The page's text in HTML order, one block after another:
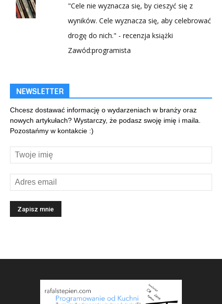
"Cele nie wyznacza się, by cieszyć się z
wyników. Cele wyznacza się, aby celebrować
drogę do nich." - recenzja książki
Zawód:programista
NEWSLETTER
Chcesz dostawać informację o wydarzeniach w branży oraz
nowych artykułach? Wystarczy, że podasz swoję imię i maila.
Pozostańmy w kontakcie :)